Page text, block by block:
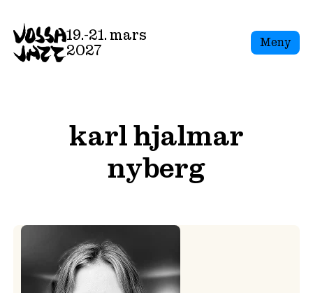
to
content
19.-21. mars
2027
Meny
karl hjalmar
nyberg